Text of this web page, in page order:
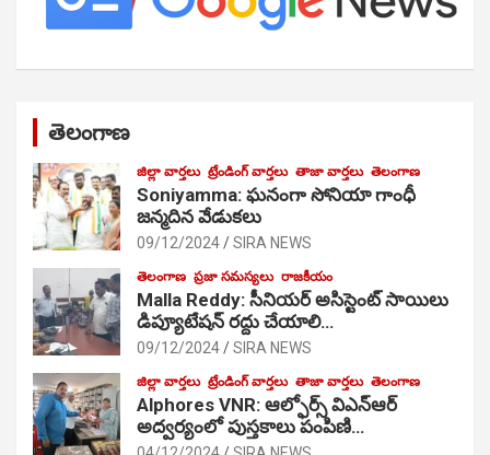
తెలంగాణ
జిల్లా వార్తలు ట్రేండింగ్ వార్తలు తాజా వార్తలు తెలంగాణ
Soniyamma: ఘ‌నంగా సోనియా గాంధీ
జ‌న్మ‌దిన వేడుక‌లు
09/12/2024 SIRA NEWS
తెలంగాణ ప్రజా సమస్యలు రాజకీయం
Malla Reddy: సీనియర్ అసిస్టెంట్ సాయిలు
డిప్యూటేషన్ రద్దు చేయాలి…
09/12/2024 SIRA NEWS
జిల్లా వార్తలు ట్రేండింగ్ వార్తలు తాజా వార్తలు తెలంగాణ
Alphores VNR: ఆల్ఫోర్స్ విఎన్ఆర్
అద్వర్యంలో పుస్తకాలు పంపిణి…